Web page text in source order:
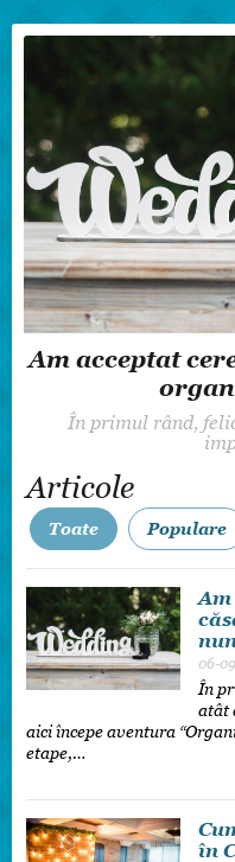
Cum alegi
Organizarea unei
Articole
Toate Populare
06-
În
atât
aici începe aventura
etape,…
în